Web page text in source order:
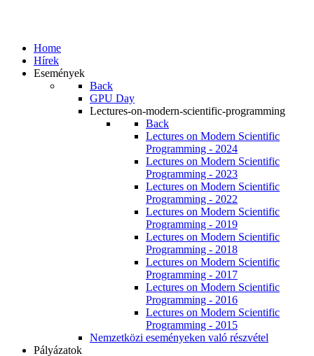
Home
Hírek
Események
Back
GPU Day
Lectures-on-modern-scientific-programming
Back
Lectures on Modern Scientific
Programming - 2024
Lectures on Modern Scientific
Programming - 2023
Lectures on Modern Scientific
Programming - 2022
Lectures on Modern Scientific
Programming - 2019
Lectures on Modern Scientific
Programming - 2018
Lectures on Modern Scientific
Programming - 2017
Lectures on Modern Scientific
Programming - 2016
Lectures on Modern Scientific
Programming - 2015
Nemzetközi eseményeken való részvétel
Pályázatok